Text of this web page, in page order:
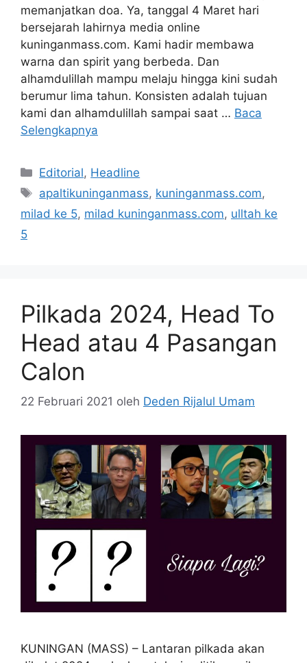
memanjatkan doa. Ya, tanggal 4 Maret hari
bersejarah lahirnya media online
kuninganmass.com. Kami hadir membawa
warna dan spirit yang berbeda. Dan
alhamdulillah mampu melaju hingga kini sudah
berumur lima tahun. Konsisten adalah tujuan
kami dan alhamdulillah sampai saat … Baca
Selengkapnya
Kategori
Editorial, Headline
Tag
apaltikuninganmass, kuninganmass.com,
milad ke 5, milad kuninganmass.com, ulltah ke
5
Pilkada 2024, Head To
Head atau 4 Pasangan
Calon
22 Februari 2021 oleh Deden Rijalul Umam
KUNINGAN (MASS) – Lantaran pilkada akan